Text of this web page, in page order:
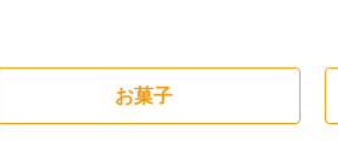
お菓子